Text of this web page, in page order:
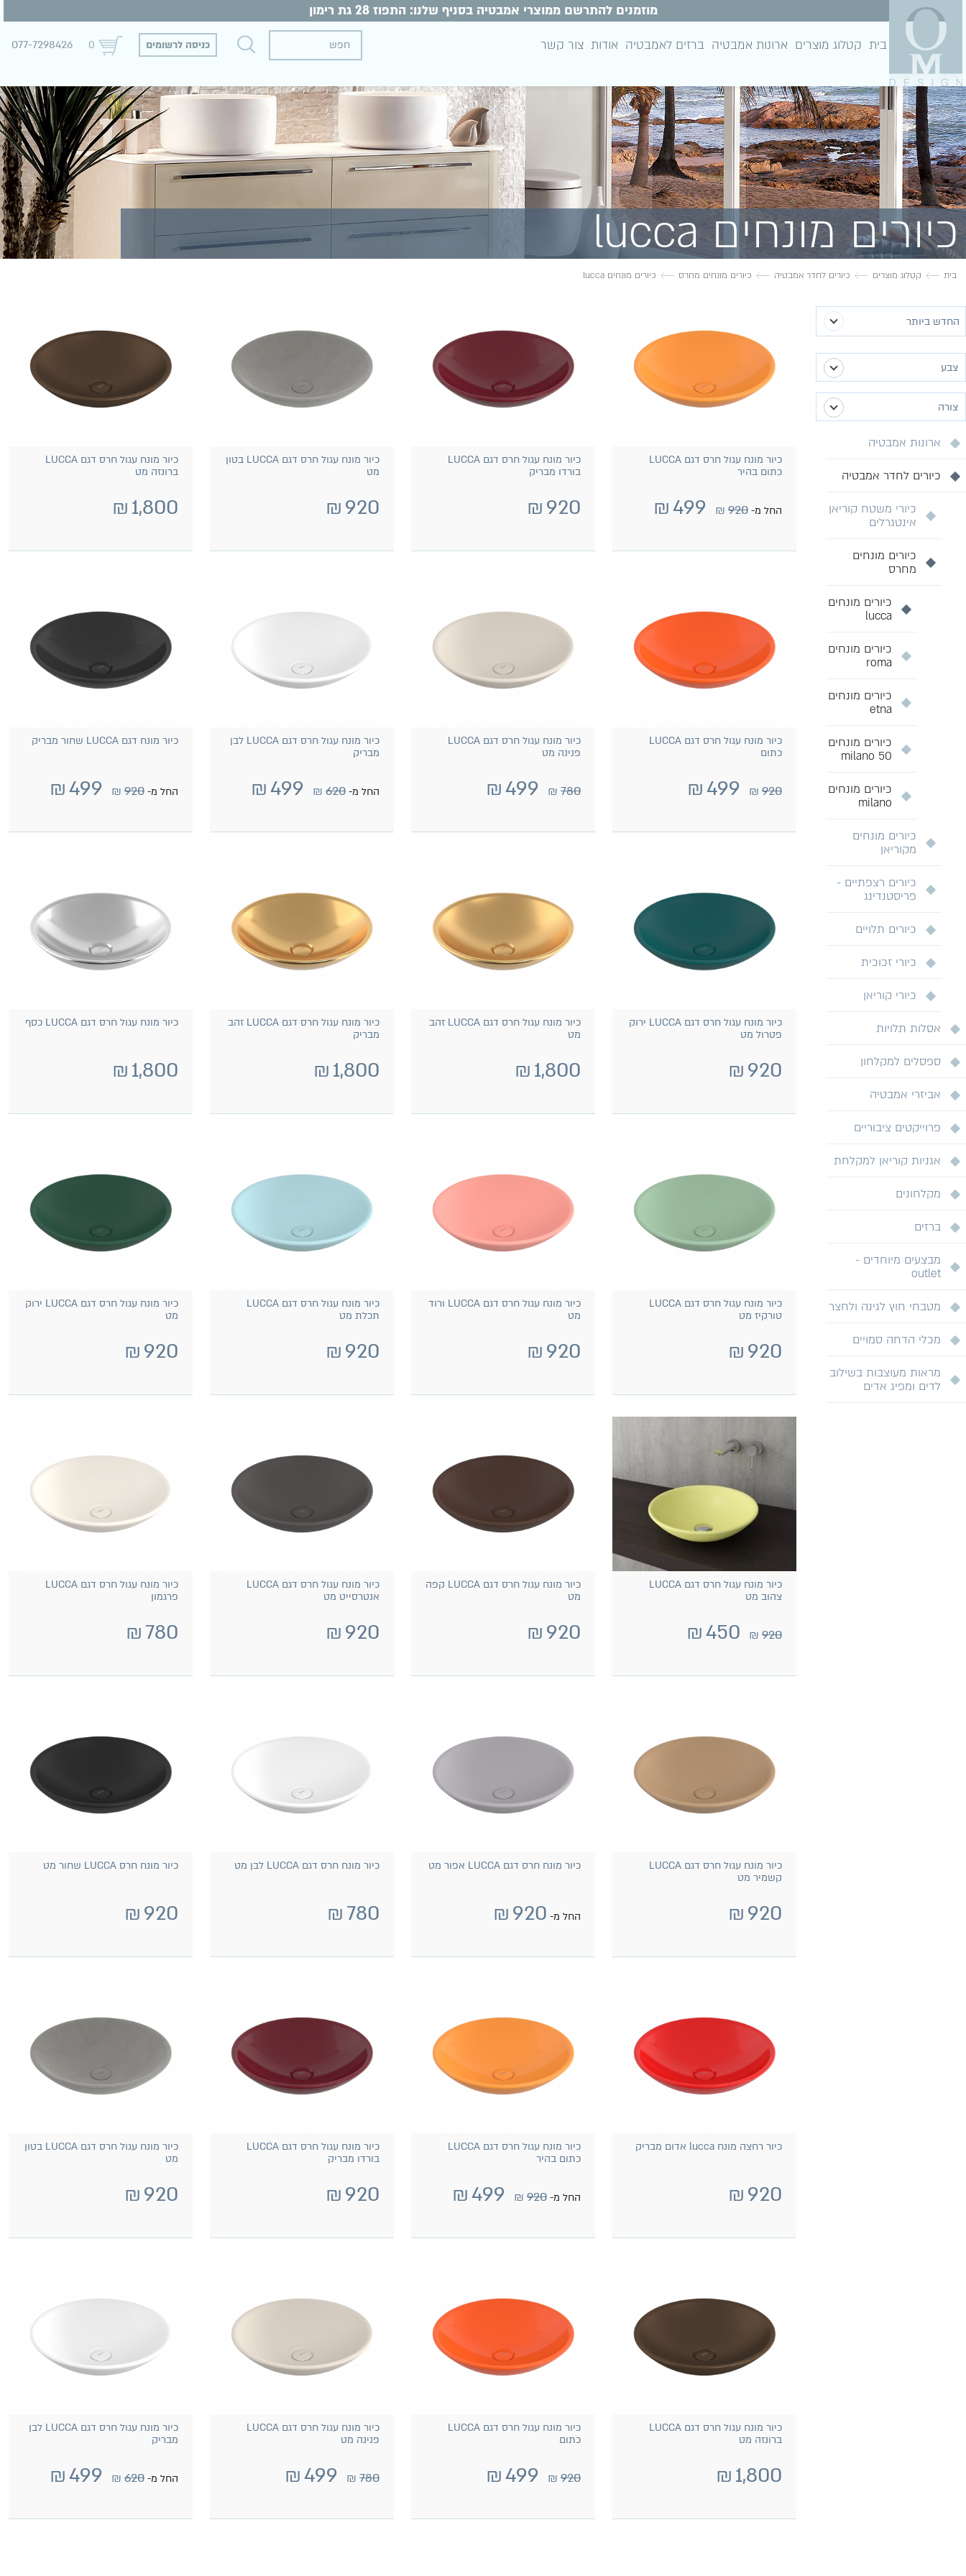
מוזמנים להתרשם ממוצרי אמבטיה בסניף שלנו: התפוז 28 גת רימון
בית קטלוג מוצרים ארונות אמבטיה ברזים לאמבטיה אודות צור קשר כניסה לרשומים 0
077-7298426
כיורים מונחים lucca
בית קטלוג מוצרים כיורים לחדר אמבטיה כיורים מונחים מחרס כיורים מונחים lucca
צבע
לבן מבריק (1)
שחור מבריק (1)
שחור מט (1)
זהב
צורה
עגול
ארונות אמבטיה
כיורים לחדר אמבטיה
כיורי משטח קוריאן
אינטגרלים
כיורים מונחים
מחרס
כיורים מונחים
lucca
כיורים מונחים
roma
כיורים מונחים
etna
כיורים מונחים
milano 50
כיורים מונחים
milano
כיורים מונחים
מקוריאן
כיורים רצפתיים -
פריסטנדינג
כיורים תלויים
כיורי זכוכית
כיורי קוריאן
אסלות תלויות
ספסלים למקלחון
אביזרי אמבטיה
פרוייקטים ציבוריים
אגניות קוריאן למקלחת
מקלחונים
ברזים
מבצעים מיוחדים -
outlet
מטבחי חוץ לגינה ולחצר
מכלי הדחה סמויים
מראות מעוצבות בשילוב
לדים ומפיג אדים
כיור מונח עגול חרס דגם LUCCA
כתום בהיר
החל מ- 920
₪
499
₪
כיור מונח עגול חרס דגם LUCCA
בורדו מבריק
920
₪
כיור מונח עגול חרס דגם LUCCA בטון
מט
920
₪
כיור מונח עגול חרס דגם LUCCA
ברונזה מט
1,800
₪
כיור מונח עגול חרס דגם LUCCA
כתום
920
₪
499
₪
כיור מונח עגול חרס דגם LUCCA
פנינה מט
780
₪
499
₪
כיור מונח עגול חרס דגם LUCCA לבן
מבריק
החל מ- 620
₪
499
₪
כיור מונח דגם LUCCA שחור מבריק
החל מ- 920
₪
499
₪
כיור מונח עגול חרס דגם LUCCA ירוק
פטרול מט
920
₪
כיור מונח עגול חרס דגם LUCCA זהב
מט
1,800
₪
כיור מונח עגול חרס דגם LUCCA זהב
מבריק
1,800
₪
כיור מונח עגול חרס דגם LUCCA כסף
1,800
₪
כיור מונח עגול חרס דגם LUCCA
טורקיז מט
920
₪
כיור מונח עגול חרס דגם LUCCA ורוד
מט
920
₪
כיור מונח עגול חרס דגם LUCCA
תכלת מט
920
₪
כיור מונח עגול חרס דגם LUCCA ירוק
מט
920
₪
כיור מונח עגול חרס דגם LUCCA
צהוב מט
920
₪
450
₪
כיור מונח עגול חרס דגם LUCCA קפה
מט
920
₪
כיור מונח עגול חרס דגם LUCCA
אנטרסייט מט
920
₪
כיור מונח עגול חרס דגם LUCCA
פרגמון
780
₪
כיור מונח עגול חרס דגם LUCCA
קשמיר מט
920
₪
כיור מונח חרס דגם LUCCA אפור מט
החל מ- 920
₪
כיור מונח חרס דגם LUCCA לבן מט
780
₪
כיור מונח חרס LUCCA שחור מט
920
₪
כיור רחצה מונח lucca אדום מבריק
920
₪
כיור מונח עגול חרס דגם LUCCA
כתום בהיר
החל מ- 920
₪
499
₪
כיור מונח עגול חרס דגם LUCCA
בורדו מבריק
920
₪
כיור מונח עגול חרס דגם LUCCA בטון
מט
920
₪
כיור מונח עגול חרס דגם LUCCA
ברונזה מט
1,800
₪
כיור מונח עגול חרס דגם LUCCA
כתום
920
₪
499
₪
כיור מונח עגול חרס דגם LUCCA
פנינה מט
780
₪
499
₪
כיור מונח עגול חרס דגם LUCCA לבן
מבריק
החל מ- 620
₪
499
₪